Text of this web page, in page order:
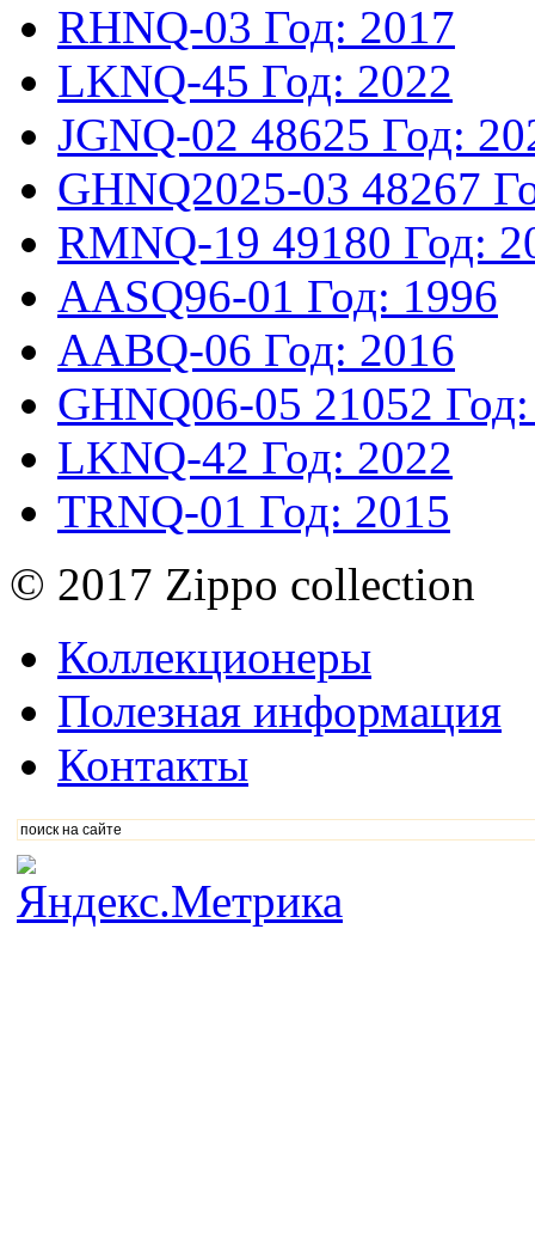
RHNQ-03 Год: 2017
LKNQ-45 Год: 2022
JGNQ-02 48625 Год:
GHNQ2025-03 48267
RMNQ-19 49180 Год:
AASQ96-01 Год: 1996
AABQ-06 Год: 2016
GHNQ06-05 21052
LKNQ-42 Год: 2022
TRNQ-01 Год: 2015
© 2017 Zippo collection
Коллекционеры
Полезная информация
Контакты